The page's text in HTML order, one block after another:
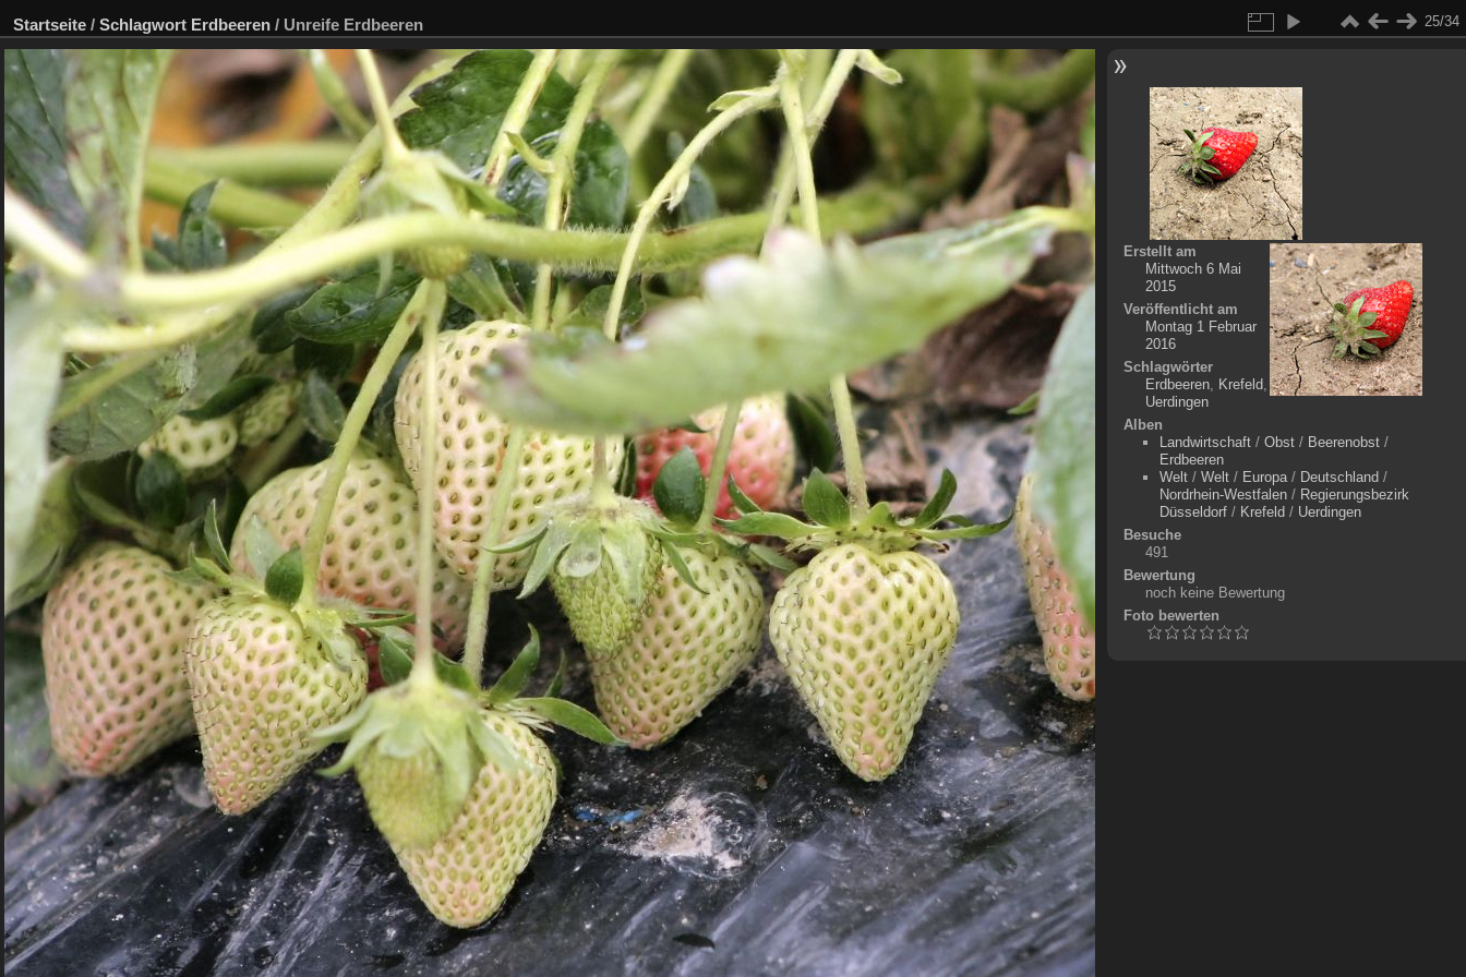
Startseite / Schlagwort Erdbeeren / Unreife Erdbeeren 25/34
Erstellt am
Mittwoch 6 Mai
2015
Veröffentlicht am
Montag 1 Februar
2016
Schlagwörter
Erdbeeren, Krefeld,
Uerdingen
Alben
Landwirtschaft/ Obst/ Beerenobst/
Erdbeeren
Welt/ Welt/ Europa/ Deutschland /
Nordrhein-Westfalen/ Regierungsbezirk
Düsseldorf/ Krefeld / Uerdingen
Besuche
491
Bewertung
noch keine Bewertung
Foto bewerten